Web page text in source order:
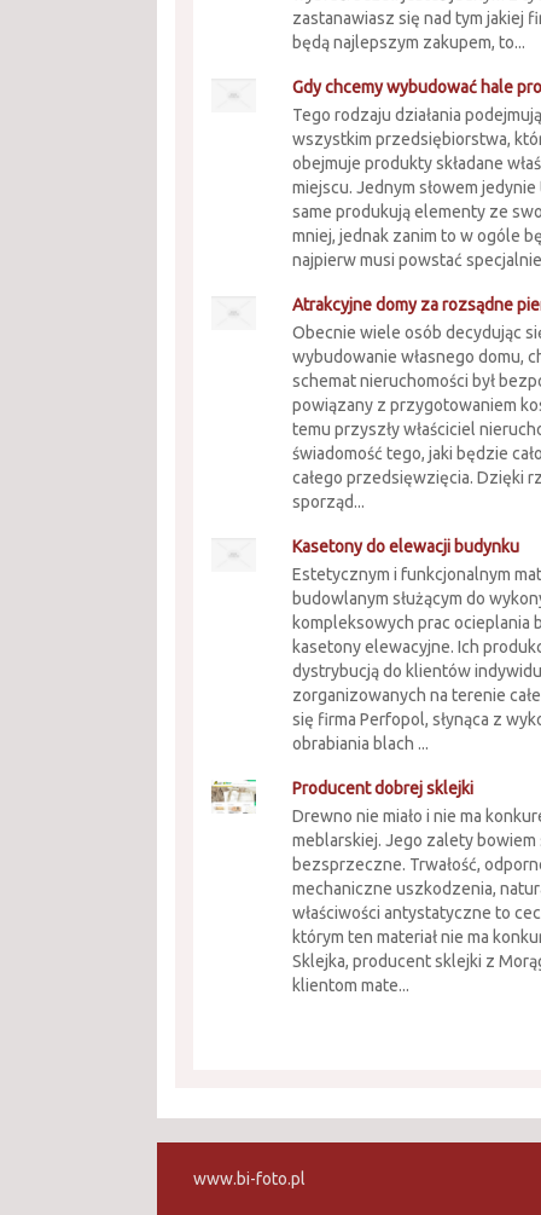
zastanawiasz się nad tym jakiej
będą najlepszym zakupem, to...
Gdy chcemy wybudować hale
Tego rodzaju działania
wszystkim przedsiębiorstwa,
obejmuje produkty składane
miejscu. Jednym słowem
same produkują elementy ze
mniej, jednak zanim to w ogóle
najpierw musi powstać
Atrakcyjne domy za rozsądne
Obecnie wiele osób decydując
wybudowanie własnego domu,
schemat nieruchomości był
powiązany z przygotowaniem
temu przyszły właściciel
świadomość tego, jaki będzie
całego przedsięwzięcia. Dzięki
sporząd...
Kasetony do elewacji budynku
Estetycznym i funkcjonalnym
budowlanym służącym do
kompleksowych prac ocieplania
kasetony elewacyjne. Ich
dystrybucją do klientów
zorganizowanych na terenie
się firma Perfopol, słynąca z
obrabiania blach ...
Producent dobrej sklejki
Drewno nie miało i nie ma
meblarskiej. Jego zalety bowiem
bezsprzeczne. Trwałość,
mechaniczne uszkodzenia,
właściwości antystatyczne to
którym ten materiał nie ma
Sklejka, producent sklejki z
klientom mate...
www.bi-foto.pl